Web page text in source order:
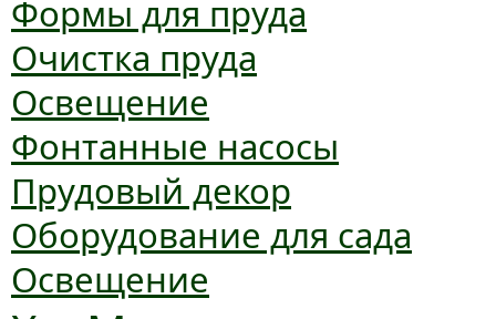
Формы для пруда
Очистка пруда
Освещение
Фонтанные насосы
Прудовый декор
Оборудование для сада
Освещение